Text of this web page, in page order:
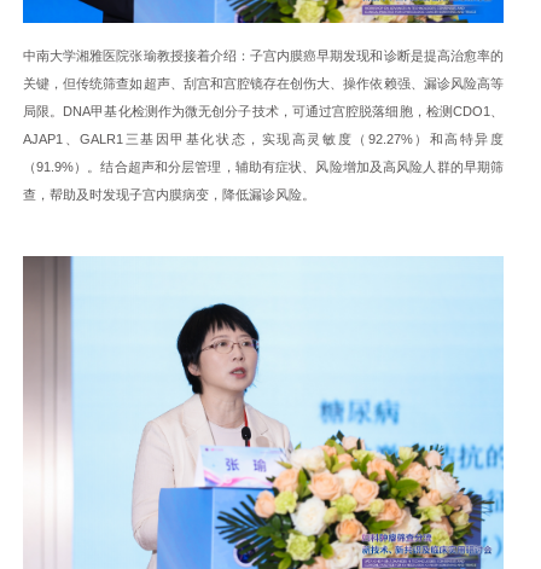
中南大学湘雅医院张瑜教授接着介绍：子宫内膜癌早期发现和诊断是提高治愈率的
关键，但传统筛查如超声、刮宫和宫腔镜存在创伤大、操作依赖强、漏诊风险高等
局限。DNA甲基化检测作为微无创分子技术，可通过宫腔脱落细胞，检测CDO1、
AJAP1、GALR1三基因甲基化状态，实现高灵敏度（92.27%）和高特异度
（91.9%）。结合超声和分层管理，辅助有症状、风险增加及高风险人群的早期筛
查，帮助及时发现子宫内膜病变，降低漏诊风险。